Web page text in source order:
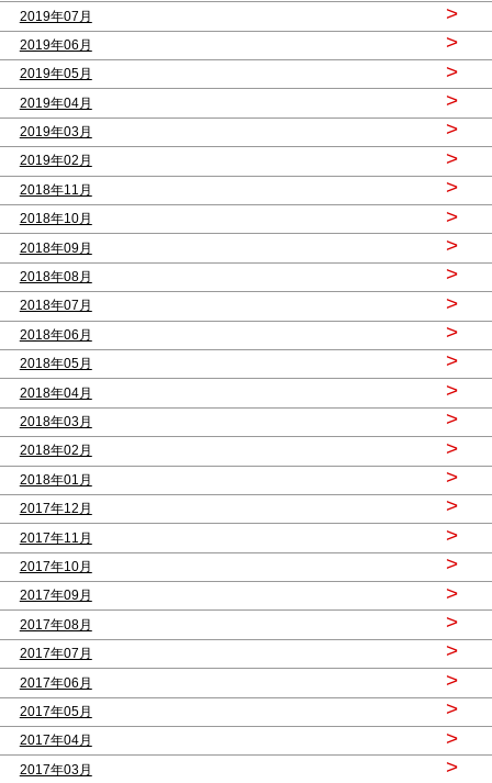
2019年07月 >
2019年06月 >
2019年05月 >
2019年04月 >
2019年03月 >
2019年02月 >
2018年11月 >
2018年10月 >
2018年09月 >
2018年08月 >
2018年07月 >
2018年06月 >
2018年05月 >
2018年04月 >
2018年03月 >
2018年02月 >
2018年01月 >
2017年12月 >
2017年11月 >
2017年10月 >
2017年09月 >
2017年08月 >
2017年07月 >
2017年06月 >
2017年05月 >
2017年04月 >
2017年03月 >